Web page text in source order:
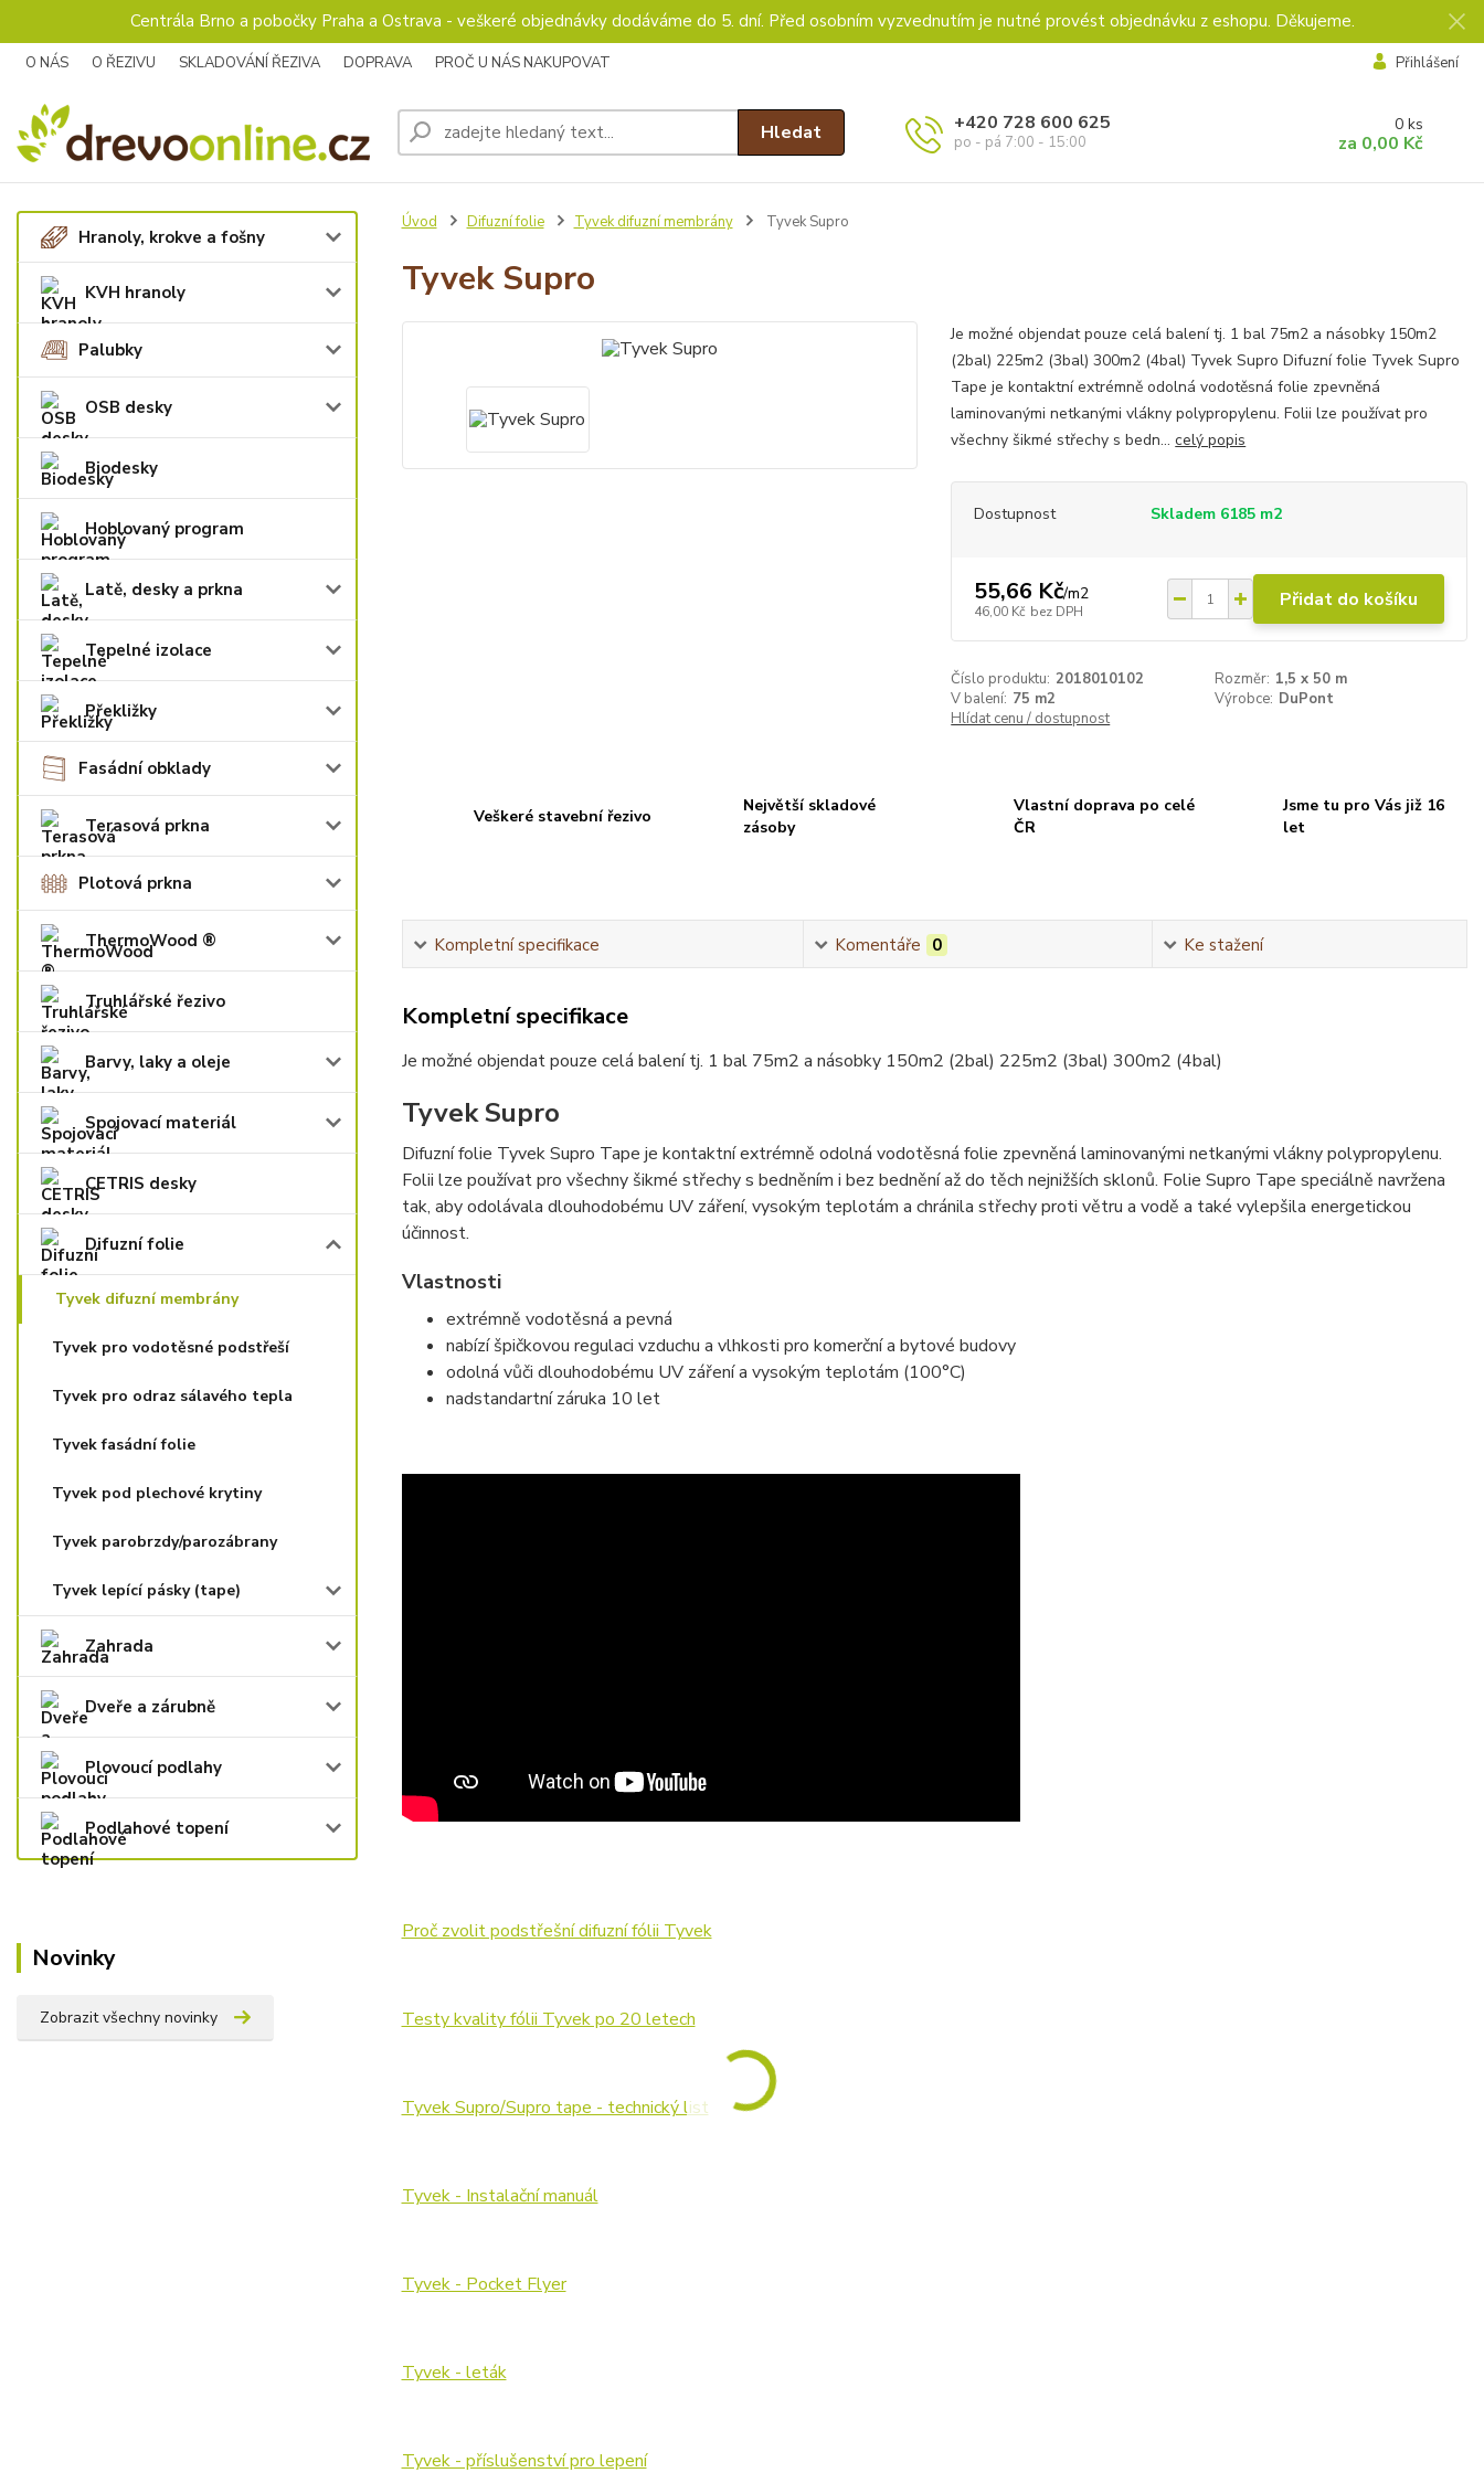
Centrála Brno a pobočky Praha a Ostrava - veškeré objednávky dodáváme do 5. dní. Před osobním vyzvednutím je nutné provést objednávku z eshopu. Děkujeme.
O NÁS O ŘEZIVU SKLADOVÁNÍ ŘEZIVA DOPRAVA PROČ U NÁS NAKUPOVAT Přihlášení
Hledat +420 728 600 625
po - pá 7:00 - 15:00
0 ks
za 0,00 Kč
Hranoly, krokve a fošny
KVH hranoly
Palubky
OSB desky
Biodesky
Hoblovaný program
Latě, desky a prkna
Tepelné izolace
Překližky
Fasádní obklady
Terasová prkna
Plotová prkna
ThermoWood ®
Truhlářské řezivo
Barvy, laky a oleje
Spojovací materiál
CETRIS desky
Difuzní folie
Tyvek difuzní membrány
Tyvek pro vodotěsné podstřeší
Tyvek pro odraz sálavého tepla
Tyvek fasádní folie
Tyvek pod plechové krytiny
Tyvek parobrzdy/parozábrany
Tyvek lepící pásky (tape)
Zahrada
Dveře a zárubně
Plovoucí podlahy
Podlahové topení
Novinky
Zobrazit všechny novinky
Úvod Difuzní folie Tyvek difuzní membrány Tyvek Supro
Tyvek Supro
Je možné objendat pouze celá balení tj. 1 bal 75m2 a násobky 150m2
(2bal) 225m2 (3bal) 300m2 (4bal) Tyvek Supro Difuzní folie Tyvek Supro
Tape je kontaktní extrémně odolná vodotěsná folie zpevněná
laminovanými netkanými vlákny polypropylenu. Folii lze používat pro
všechny šikmé střechy s bedn...celý popis
Dostupnost Skladem 6185 m2
55,66 Kč/m2
46,00 Kč bez DPH Přidat do košíku
Číslo produktu: 2018010102 Rozměr: 1,5 x 50 m
V balení: 75 m2 Výrobce: DuPont
Hlídat cenu / dostupnost
Veškeré stavební řezivo
Největší skladové
zásoby
Vlastní doprava po celé
ČR
Jsme tu pro Vás již 16
let
Kompletní specifikace Komentáře 0 Ke stažení
Kompletní specifikace
Je možné objendat pouze celá balení tj. 1 bal 75m2 a násobky 150m2 (2bal) 225m2 (3bal) 300m2 (4bal)
Tyvek Supro
Difuzní folie Tyvek Supro Tape je kontaktní extrémně odolná vodotěsná folie zpevněná laminovanými netkanými vlákny polypropylenu.
Folii lze používat pro všechny šikmé střechy s bedněním i bez bednění až do těch nejnižších sklonů. Folie Supro Tape speciálně navržena
tak, aby odolávala dlouhodobému UV záření, vysokým teplotám a chránila střechy proti větru a vodě a také vylepšila energetickou
účinnost.
Vlastnosti
extrémně vodotěsná a pevná
nabízí špičkovou regulaci vzduchu a vlhkosti pro komerční a bytové budovy
odolná vůči dlouhodobému UV záření a vysokým teplotám (100°C)
nadstandartní záruka 10 let
Proč zvolit podstřešní difuzní fólii Tyvek
Testy kvality fólii Tyvek po 20 letech
Tyvek Supro/Supro tape - technický list
Tyvek - Instalační manuál
Tyvek - Pocket Flyer
Tyvek - leták
Tyvek - příslušenství pro lepení